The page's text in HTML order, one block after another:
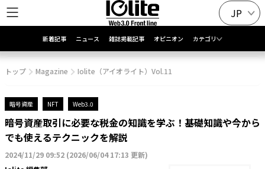
JP
新着記事 ニュース 雑誌掲載記事 オピニオン カテゴリ
トップ Magazine Iolite（アイオライト）Vol.11
暗号資産 NFT Web3.0
暗号資産取引に必要な税金の知識を学ぶ！基礎知識や今から
でも使えるテクニックを解説
2024/11/29 09:52 (2026/06/04 17:13 更新)